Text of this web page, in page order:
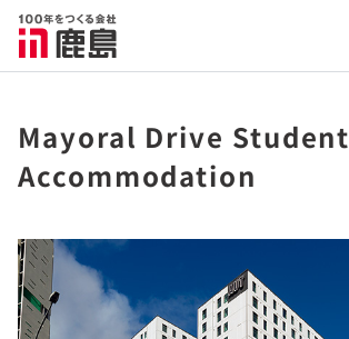
Mayoral Drive Student
Accommodation